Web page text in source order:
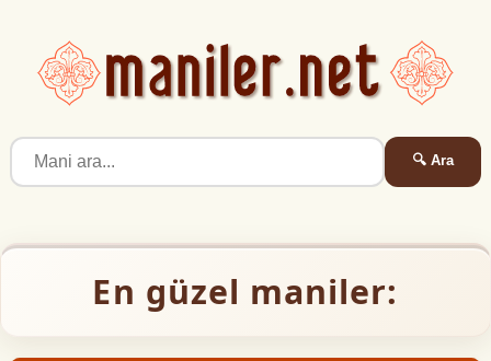
🔍 Ara
En güzel maniler: